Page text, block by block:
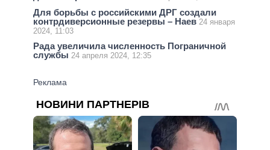
Для борьбы с российскими ДРГ создали
контрдиверсионные резервы – Наев 24 января
2024, 11:03
Рада увеличила численность Пограничной
службы 24 апреля 2024, 12:35